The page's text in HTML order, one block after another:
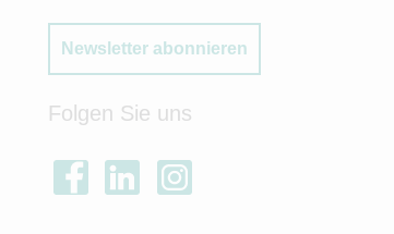
Newsletter abonnieren
Folgen Sie uns